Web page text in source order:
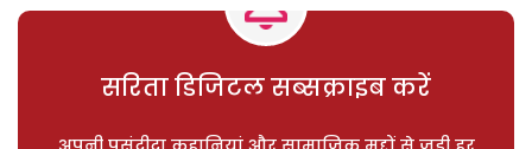
सरिता डिजिटल सब्सक्राइब करें